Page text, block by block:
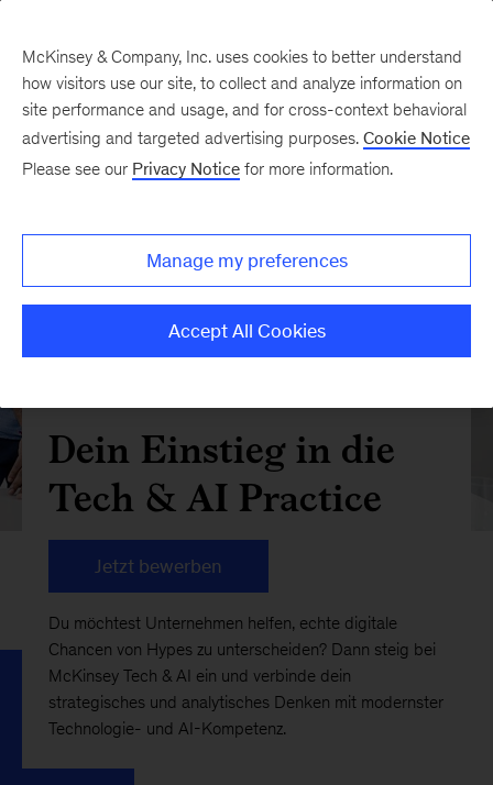
Dein Einstieg in die
Tech & AI Practice
Jetzt bewerben
Du möchtest Unternehmen helfen, echte digitale
Chancen von Hypes zu unterscheiden? Dann steig bei
McKinsey Tech & AI ein und verbinde dein
strategisches und analytisches Denken mit modernster
Technologie- und AI-Kompetenz.
McKinsey & Company, Inc. uses cookies to better understand
how visitors use our site, to collect and analyze information on
site performance and usage, and for cross-context behavioral
advertising and targeted advertising purposes. Cookie Notice
Please see our Privacy Notice for more information.
Manage my preferences
Accept All Cookies